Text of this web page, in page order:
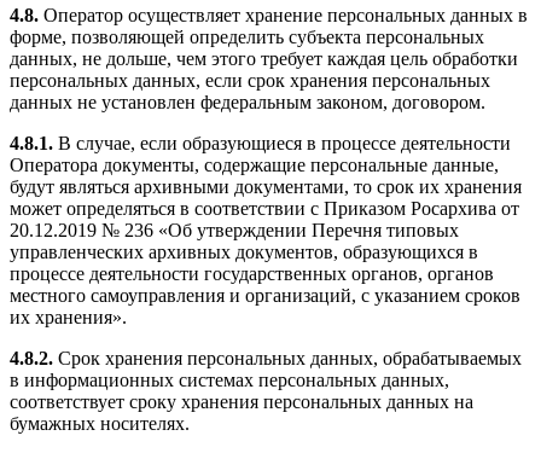
4.8. Оператор осуществляет хранение персональных данных в
форме, позволяющей определить субъекта персональных
данных, не дольше, чем этого требует каждая цель обработки
персональных данных, если срок хранения персональных
данных не установлен федеральным законом, договором.
4.8.1. В случае, если образующиеся в процессе деятельности
Оператора документы, содержащие персональные данные,
будут являться архивными документами, то срок их хранения
может определяться в соответствии с Приказом Росархива от
20.12.2019 № 236 «Об утверждении Перечня типовых
управленческих архивных документов, образующихся в
процессе деятельности государственных органов, органов
местного самоуправления и организаций, с указанием сроков
их хранения».
4.8.2. Срок хранения персональных данных, обрабатываемых
в информационных системах персональных данных,
соответствует сроку хранения персональных данных на
бумажных носителях.